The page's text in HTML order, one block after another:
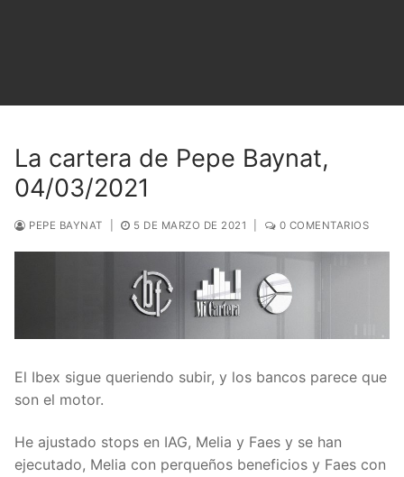
La cartera de Pepe Baynat,
04/03/2021
PEPE BAYNAT 5 DE MARZO DE 2021 0 COMENTARIOS
El Ibex sigue queriendo subir, y los bancos parece que
son el motor.
He ajustado stops en IAG, Melia y Faes y se han
ejecutado, Melia con perqueños beneficios y Faes con